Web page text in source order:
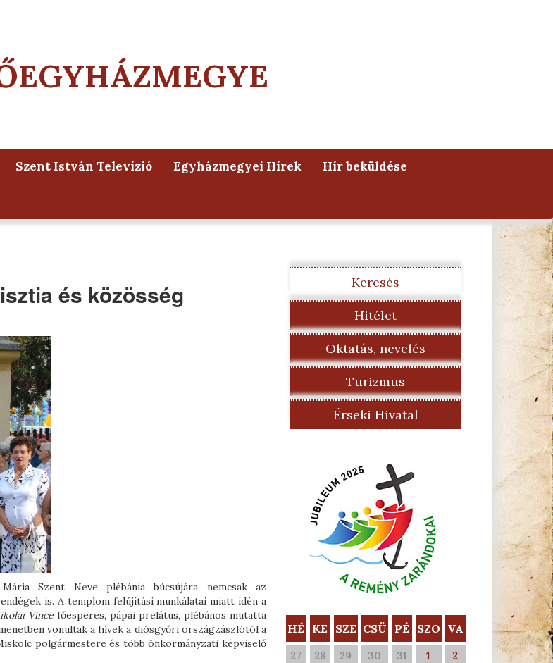
Szent István Televízió Egyházmegyei Hírek Hír beküldése
és közösség
Szent Neve plébánia búcsújára nemcsak az
is. A templom felújítási munkálatai miatt idén a
Vince főesperes, pápai prelátus, plébános mutatta
vonultak a hívek a diósgyőri országzászlótól a
polgármestere és több önkormányzati képviselő
Keresés
Hitélet
Oktatás, nevelés
Turizmus
Érseki Hivatal
HÉ KE SZE CSÜ PÉ SZO VA
27 28 29 30 31 1
2